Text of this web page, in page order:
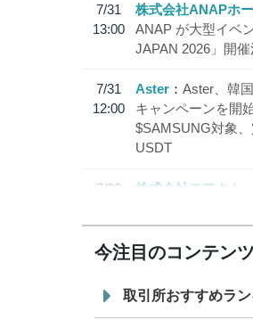
7/31
13:00
株式会社ANAPホ
ANAP が大型イベ
JAPAN 2026」開催
7/31
12:00
Aster
Aster、韓
キャンペーンを開
$SAMSUNG対象
USDT
7/30
株式会社モアクト
「 JPYC」を追加
19:30
てステーブルコイ
説セミナーを開催
今注目のコンテンツ
取引所おすすめラ